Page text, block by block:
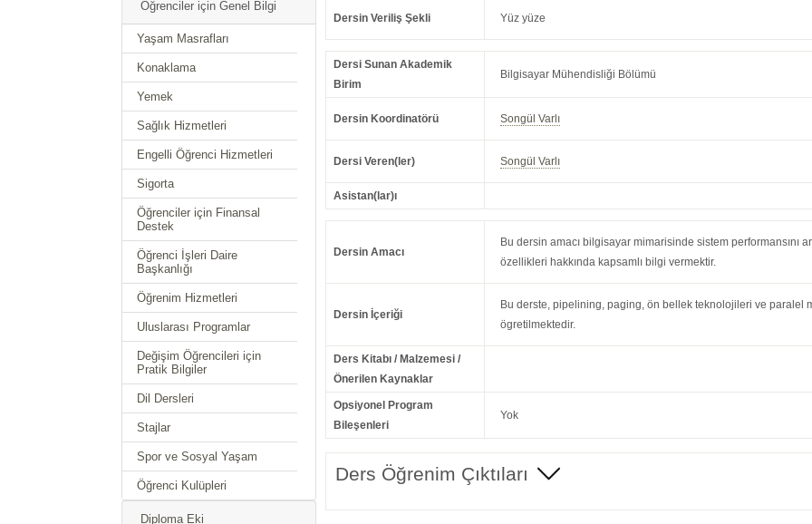
Öğrenciler için Genel Bilgi
Yaşam Masrafları
Konaklama
Yemek
Sağlık Hizmetleri
Engelli Öğrenci Hizmetleri
Sigorta
Öğrenciler için Finansal
Destek
Öğrenci İşleri Daire
Başkanlığı
Öğrenim Hizmetleri
Uluslarası Programlar
Değişim Öğrencileri için
Pratik Bilgiler
Dil Dersleri
Stajlar
Spor ve Sosyal Yaşam
Öğrenci Kulüpleri
Diploma Eki
Dersin Veriliş Şekli Yüz yüze
Dersi Sunan Akademik
Birim
Bilgisayar Mühendisliği Bölümü
Dersin Koordinatörü Songül Varlı
Dersi Veren(ler) Songül Varlı
Asistan(lar)ı
Dersin Amacı
Bu dersin amacı bilgisayar mimarisinde sistem performansını
özellikleri hakkında kapsamlı bilgi vermektir.
Dersin İçeriği
Bu derste, pipelining, paging, ön bellek teknolojileri ve paralel
ögretilmektedir.
Ders Kitabı / Malzemesi /
Önerilen Kaynaklar
Opsiyonel Program
Bileşenleri
Yok
Ders Öğrenim Çıktıları